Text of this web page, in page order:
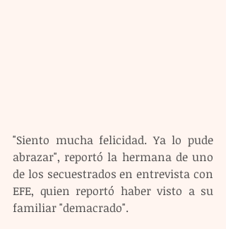
"Siento mucha felicidad. Ya lo pude
abrazar", reportó la hermana de uno
de los secuestrados en entrevista con
EFE, quien reportó haber visto a su
familiar "demacrado".